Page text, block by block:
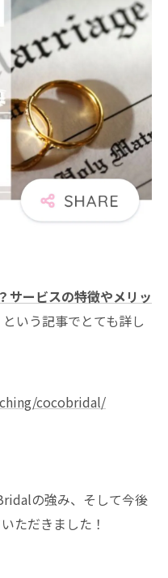
ービスの特徴やメリッ
という記事でとても詳し
cocobridal/
の強み、そして今後
ただきました！